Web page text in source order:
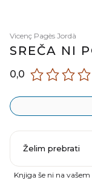
Vicenç Pagès Jordà
SREČA NI
0,0
Želim prebrati
Knjiga še ni na